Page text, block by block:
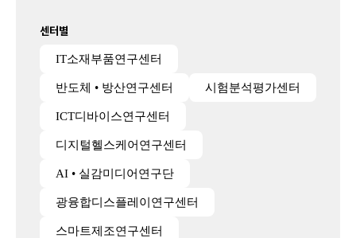
센터별
IT소재부품연구센터
반도체 • 방산연구센터 시험분석평가센터
ICT디바이스연구센터
디지털헬스케어연구센터
AI • 실감미디어연구단
광융합디스플레이연구센터
스마트제조연구센터